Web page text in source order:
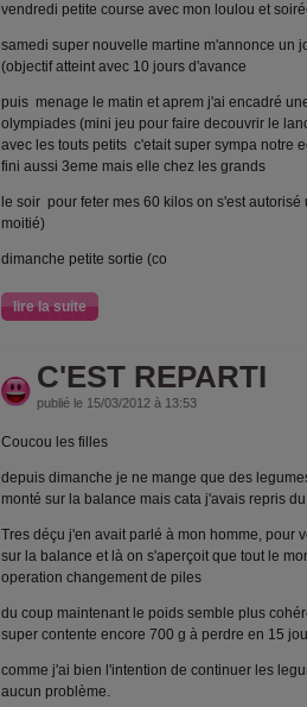
vendredi petite course avec mon loulou et
samedi super nouvelle martine m'annonce un
(objectif atteint avec 10 jours d'avance
puis menage le matin et aprem j'ai encadré
olympiades (mini jeu pour faire decouvrir le
avec les touts petits c'etait super sympa notre
fini aussi 3eme mais elle chez les grands
le soir pour feter mes 60 kilos on s'est
moitié)
dimanche petite sortie (co
lire la suite
C'EST REPARTI
publié le 15/03/2012 à 13:53
Coucou les filles
depuis dimanche je ne mange que des
monté sur la balance mais cata j'avais repris
Tres déçu j'en avait parlé à mon homme, pour
sur la balance et là on s'aperçoit que tout le
operation changement de piles
du coup maintenant le poids semble plus
super contente encore 700 g à perdre en 15
comme j'ai bien l'intention de continuer les
aucun problème.